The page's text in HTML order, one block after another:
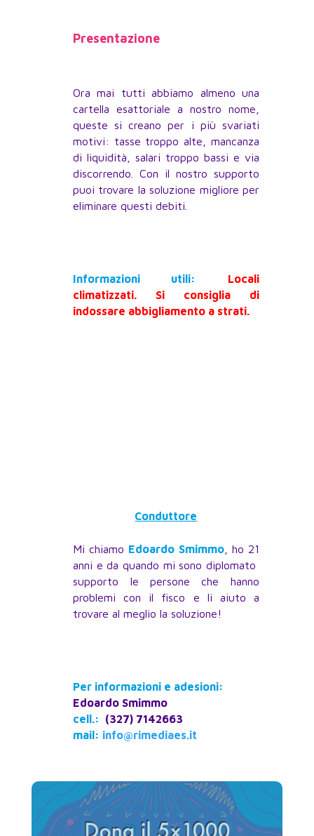
Presentazione
Ora mai tutti abbiamo almeno una
cartella esattoriale a nostro nome,
queste si creano per i più svariati
motivi: tasse troppo alte, mancanza
di liquidità, salari troppo bassi e via
discorrendo. Con il nostro supporto
puoi trovare la soluzione migliore per
eliminare questi debiti.
Informazioni utili:
Locali
climatizzati. Si consiglia di
indossare abbigliamento a strati.
Conduttore
Mi chiamo Edoardo Smimmo, ho 21
anni e da quando mi sono diplomato
supporto le persone che hanno
problemi con il fisco e li aiuto a
trovare al meglio la soluzione!
Per informazioni e adesioni:
Edoardo Smimmo
cell.: (327) 7142663
mail: info@rimediaes.it